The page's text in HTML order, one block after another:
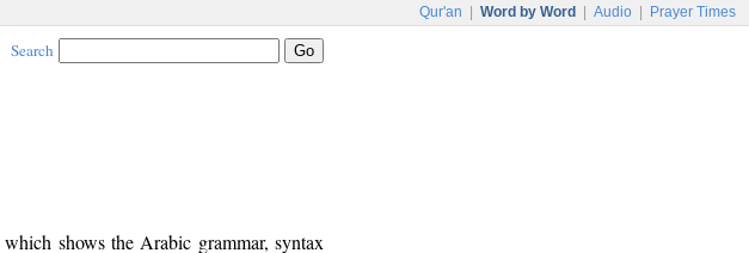
Qur'an Word by Word Audio Prayer Times
Search
shows the Arabic grammar, syntax